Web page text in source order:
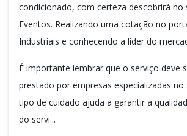
condicionado, com certeza descobrirá no
Eventos. Realizando uma cotação no
Industriais e conhecendo a líder do
É importante lembrar que o serviço deve
prestado por empresas especializadas no
tipo de cuidado ajuda a garantir a
do servi...